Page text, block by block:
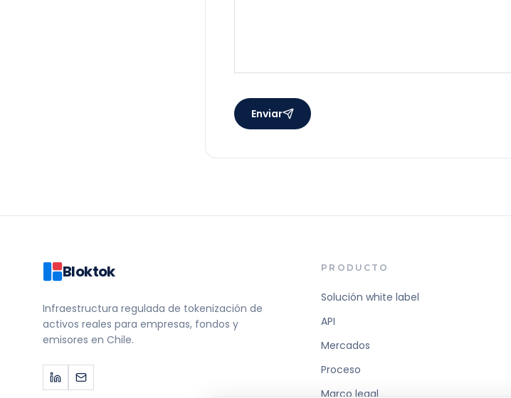
Enviar
Bloktok
Infraestructura regulada de tokenización de
activos reales para empresas, fondos y
emisores en Chile.
PRODUCTO
Solución white label
API
Mercados
Proceso
Marco legal